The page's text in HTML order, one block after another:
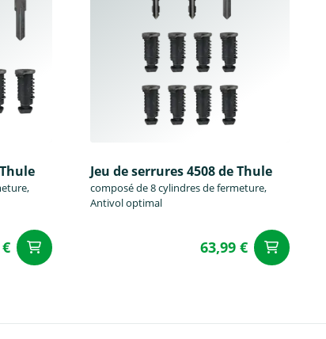
Jeu de serrures 4508 de Thule
composé de 8 cylindres de fermeture,
Antivol optimal
63,99 €